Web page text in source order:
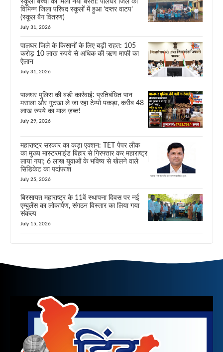
विभिन्न जिला परिषद स्कूलों में हुआ ‘दप्तर वाटप’
(स्कूल बैग वितरण)
July 31, 2026
पालघर जिले के किसानों के लिए बड़ी राहत: 105
करोड़ 10 लाख रुपये से अधिक की ऋण माफी का
ऐलान
July 31, 2026
पालघर पुलिस की बड़ी कार्रवाई: प्रतिबंधित पान
मसाला और गुटखा ले जा रहा टेम्पो पकड़ा, करीब 48
लाख रुपये का माल ज़ब्त!
July 29, 2026
महाराष्ट्र सरकार का कड़ा एक्शन: TET पेपर लीक
का मुख्य मास्टरमाइंड बिहार से गिरफ्तार कर महाराष्ट्र
लाया गया; 6 लाख युवाओं के भविष्य से खेलने वाले
सिंडिकेट का पर्दाफाश
July 25, 2026
बिरसायत महाराष्ट्र के 11वें स्थापना दिवस पर नई
एम्बुलेंस का लोकार्पण, संगठन विस्तार का लिया गया
संकल्प
July 15, 2026